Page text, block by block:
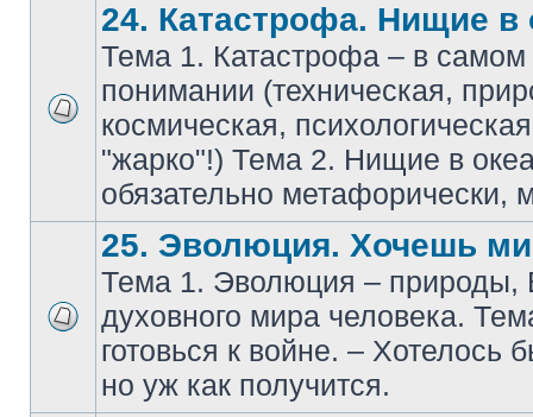
24. Катастрофа. Нищие в
Тема 1. Катастрофа – в
понимании (техническая,
космическая,
"жарко"!) Тема 2. Нищие в
обязательно метафорически,
25. Эволюция. Хочешь
Тема 1. Эволюция – природы,
духовного мира человека.
готовься к войне. – Хотелось
но уж как получится.